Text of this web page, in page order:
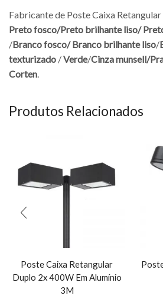
Fabricante de Poste Caixa
Preto fosco/Preto brilhante liso/
/Branco fosco/Branco brilhante liso/
texturizado /Verde/Cinza munsell/
Corten
Produtos Relacionados
Poste Caixa Retangular
Duplo 2x 400W Em Alumínio
3M